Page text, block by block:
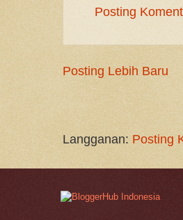
Posting
Posting Lebih Baru
Langganan: Posting